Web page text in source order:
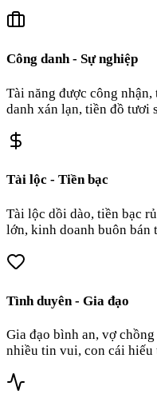
Công danh - Sự nghiệp
Tài năng được công
danh xán lạn, tiền đồ tươi
Tài lộc - Tiền bạc
Tài lộc dồi dào, tiền bạc
lớn, kinh doanh buôn bán
Tình duyên - Gia đạo
Gia đạo bình an, vợ
nhiều tin vui, con cái hiếu